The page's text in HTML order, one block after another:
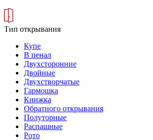
Тип открывания
Купе
В пенал
Двухсторонние
Двойные
Двухстворчатые
Гармошка
Книжка
Обратного открывания
Полуторные
Распашные
Рото